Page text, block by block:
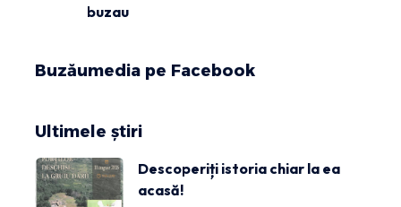
buzau
Buzăumedia pe Facebook
Ultimele știri
Descoperiți istoria chiar la ea
acasă!